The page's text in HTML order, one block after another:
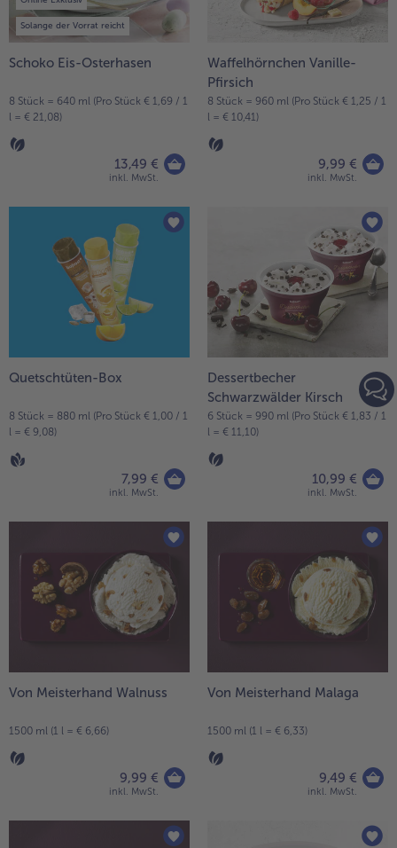
Solange der Vorrat reicht
Schoko Eis-Osterhasen
8 Stück = 640 ml (Pro Stück € 1,69 / 1
l = € 21,08)
13,49 €
inkl. MwSt.
Waffelhörnchen Vanille-
Pfirsich
8 Stück = 960 ml (Pro Stück € 1,25 / 1
l = € 10,41)
9,99 €
inkl. MwSt.
Quetschtüten-Box
8 Stück = 880 ml (Pro Stück € 1,00 / 1
l = € 9,08)
7,99 €
inkl. MwSt.
Dessertbecher
Schwarzwälder Kirsch
6 Stück = 990 ml (Pro Stück € 1,83 / 1
l = € 11,10)
10,99 €
inkl. MwSt.
Von Meisterhand Walnuss
1500 ml (1 l = € 6,66)
9,99 €
inkl. MwSt.
Von Meisterhand Malaga
1500 ml (1 l = € 6,33)
9,49 €
inkl. MwSt.